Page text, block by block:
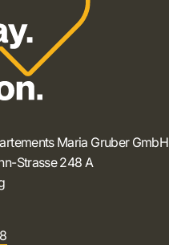
Maria Gruber GmbH
Strasse 248 A